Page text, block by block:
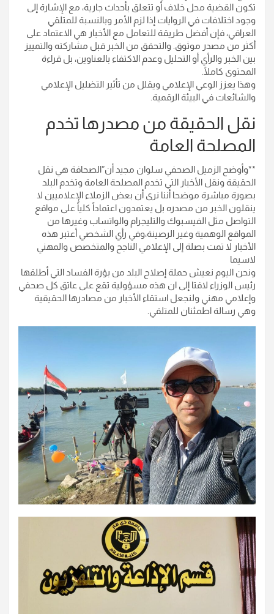
تكون القضية محل خلاف أو تتعلق بأحداث جارية، مع الإشارة إلى
وجود اختلافات في الروايات إذا لزم الأمر وبالنسبة للمتلقي
العراقي، فإن أفضل طريقة للتعامل مع الأخبار هي الاعتماد على
أكثر من مصدر موثوق. والتحقق من الخبر قبل مشاركته والتمييز
بين الخبر والرأي أو التحليل وعدم الاكتفاء بالعناوين، بل قراءة
المحتوى كاملًا.
وهذا يعزز الوعي الإعلامي ويقلل من تأثير التضليل الإعلامي
والشائعات في البيئة الرقمية.
نقل الحقيقة من مصدرها تخدم
المصلحة العامة
**وأوضح الزميل الصحفي سلوان مجيد أن”الصحافة هي نقل
الحقيقة ونقل الأخبار التي تخدم المصلحة العامة وتخدم البلد
بصورة مباشرة موضحا أننا نرى أن بعض الزملاء الإعلاميين لا
ينقلون الخبر من مصدره بل يعتمدون اعتماداً كلياً على مواقع
التواصل مثل الفيسبوك والتليجرام والواتساب وغيرها من
المواقع الوهمية وغير الرصينة،وفي رأي الشخصي أعتبر هذه
الأخبار لا تمت بصلة إلى الإعلامي الناجح والمتخصص والمهني
لاسيما
ونحن اليوم نعيش حملة إصلاح البلد من بؤرة الفساد التي أطلقها
رئيس الوزراء لافتا إلى ان هذه مسؤولية تقع على عاتق كل صحفي
وإعلامي مهني ولنجعل استقاء الأخبار من مصادرها الحقيقية
وهي رسالة اطمئنان للمتلقي.